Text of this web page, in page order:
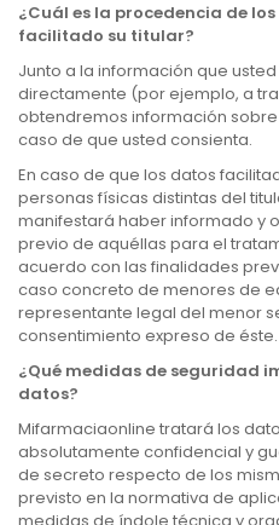
¿Cuál es la procedencia de
facilitado su titular?
Junto a la información que
directamente (por ejemplo, a
obtendremos información
caso de que usted consienta.
En caso de que los datos
personas físicas distintas del
manifestará haber informado y
previo de aquéllas para el
acuerdo con las finalidades
caso concreto de menores de
representante legal del menor
consentimiento expreso de éste.
¿Qué medidas de seguridad
datos?
Mifarmaciaonline tratará los
absolutamente confidencial y
de secreto respecto de los
previsto en la normativa de